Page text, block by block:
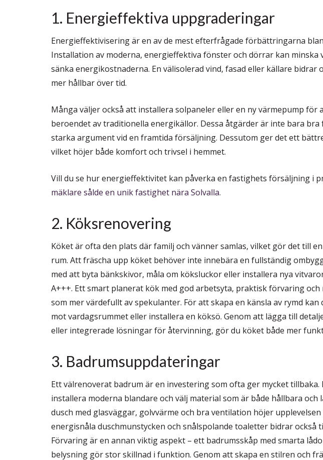
1. Energieffektiva uppgraderingar
Energieffektivisering är en av de mest efterfrågade förbättringarna
Installation av moderna, energieffektiva fönster och dörrar kan minska
sänka energikostnaderna. En välisolerad vind, fasad eller källare bidrar
mer hållbar över tid.
Många väljer också att installera solpaneler eller en ny värmepump för
beroendet av traditionella energikällor. Dessa åtgärder är inte bara bra
starka argument vid en framtida försäljning. Dessutom ger det ett
vilket höjer både komfort och trivsel i hemmet.
Vill du se hur energieffektivitet kan påverka en fastighets försäljning i
mäklare sålde en unik fastighet nära Solvalla.
2. Köksrenovering
Köket är ofta den plats där familj och vänner samlas, vilket gör det till
rum. Att fräscha upp köket behöver inte innebära en fullständig
med att byta bänkskivor, måla om köksluckor eller installera nya
A+++. Ett smart planerat kök med god arbetsyta, praktisk förvaring och
som mer värdefullt av spekulanter. För att skapa en känsla av rymd
mot vardagsrummet eller installera en köksö. Genom att lägga till
eller integrerade lösningar för återvinning, gör du köket både mer
3. Badrumsuppdateringar
Ett välrenoverat badrum är en investering som ofta ger mycket
installera moderna blandare och välj material som är både hållbara och
dusch med glasväggar, golvvärme och bra ventilation höjer upplevelsen
energisnåla duschmunstycken och snålspolande toaletter bidrar också
Förvaring är en annan viktig aspekt – ett badrumsskåp med smarta
belysning gör stor skillnad i funktion. Genom att skapa en stilren och